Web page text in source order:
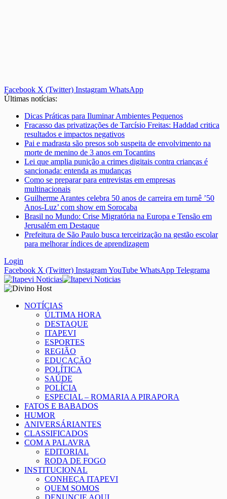
Facebook X (Twitter) Instagram WhatsApp
Últimas notícias:
Dicas Práticas para Iluminar Ambientes Pequenos
Fracasso das privatizações de Tarcísio Freitas: Haddad critica
resultados e impactos negativos
Pai e madrasta são presos sob suspeita de envolvimento na
morte de menino de 3 anos em Tocantins
Lei que amplia punição a crimes digitais contra crianças é
sancionada: entenda as mudanças
Como se preparar para entrevistas em empresas
multinacionais
Guilherme Arantes celebra 50 anos de carreira em turnê ’50
Anos-Luz’ com show em Sorocaba
Brasil no Mundo: Crise Migratória na Europa e Tensão em
Jerusalém em Destaque
Prefeitura de São Paulo busca terceirização na gestão escolar
para melhorar índices de aprendizagem
Login
Facebook X (Twitter) InstagramYouTube WhatsApp Telegrama
NOTÍCIAS
ÚLTIMA HORA
DESTAQUE
ITAPEVI
ESPORTES
REGIÃO
EDUCAÇÃO
POLÍTICA
SAÚDE
POLÍCIA
ESPECIAL – ROMARIA A PIRAPORA
FATOS E BABADOS
HUMOR
ANIVERSÁRIANTES
CLASSIFICADOS
COM A PALAVRA
EDITORIAL
RODA DE FOGO
INSTITUCIONAL
CONHEÇA ITAPEVI
QUEM SOMOS